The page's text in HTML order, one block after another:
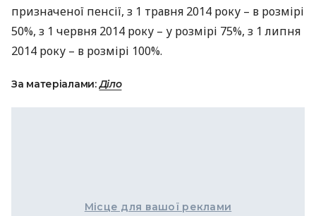
призначеної пенсії, з 1 травня 2014 року – в розмірі
50%, з 1 червня 2014 року – у розмірі 75%, з 1 липня
2014 року – в розмірі 100%.
За матеріалами:Діло
Місце для вашої реклами